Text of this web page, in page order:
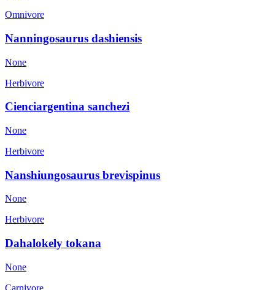
Omnivore
Nanningosaurus dashiensis
None
Herbivore
Cienciargentina sanchezi
None
Herbivore
Nanshiungosaurus brevispinus
None
Herbivore
Dahalokely tokana
None
Carnivore